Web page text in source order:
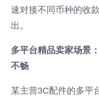
速对接不同币种的收
出。
多平台精品卖家场景
不畅
某主营3C配件的多平